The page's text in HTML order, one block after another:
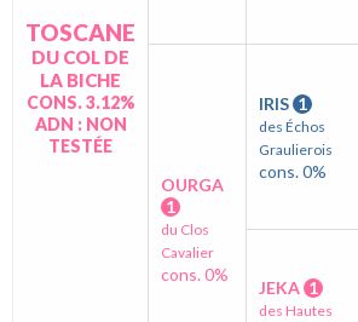
TOSCANE
DU COL DE
LA BICHE
CONS. 3.12%
ADN : NON
TESTÉE
OURGA
1
du Clos
Cavalier
cons. 0%
IRIS 1
des Échos
Graulierois
cons. 0%
JEKA 1
des Hautes